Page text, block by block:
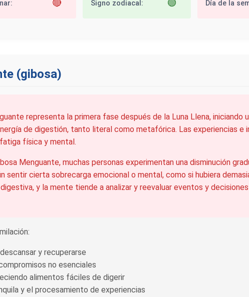
🔴 Signo zodiacal: 🟢 Día de la
(gibosa)
representa la primera fase después de la Luna Llena,
de digestión, tanto literal como metafórica. Las experiencias e
física y mental.
Menguante, muchas personas experimentan una disminución
sentir cierta sobrecarga emocional o mental, como si hubiera
y la mente tiende a analizar y reevaluar eventos y
y recuperarse
no esenciales
alimentos fáciles de digerir
y el procesamiento de experiencias